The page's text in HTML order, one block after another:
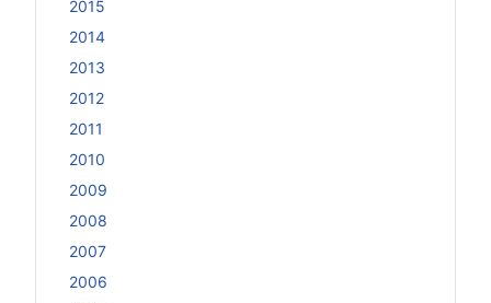
2015
2014
2013
2012
2011
2010
2009
2008
2007
2006